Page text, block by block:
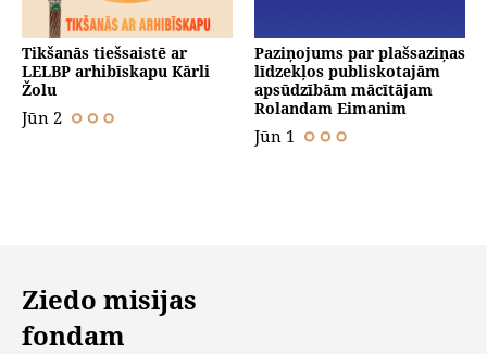
Tikšanās tiešsaistē ar
LELBP arhibīskapu Kārli
Žolu
Jūn 2
Paziņojums par plašsaziņas
līdzekļos publiskotajām
apsūdzībām mācītājam
Rolandam Eimanim
Jūn 1
Ziedo misijas
fondam